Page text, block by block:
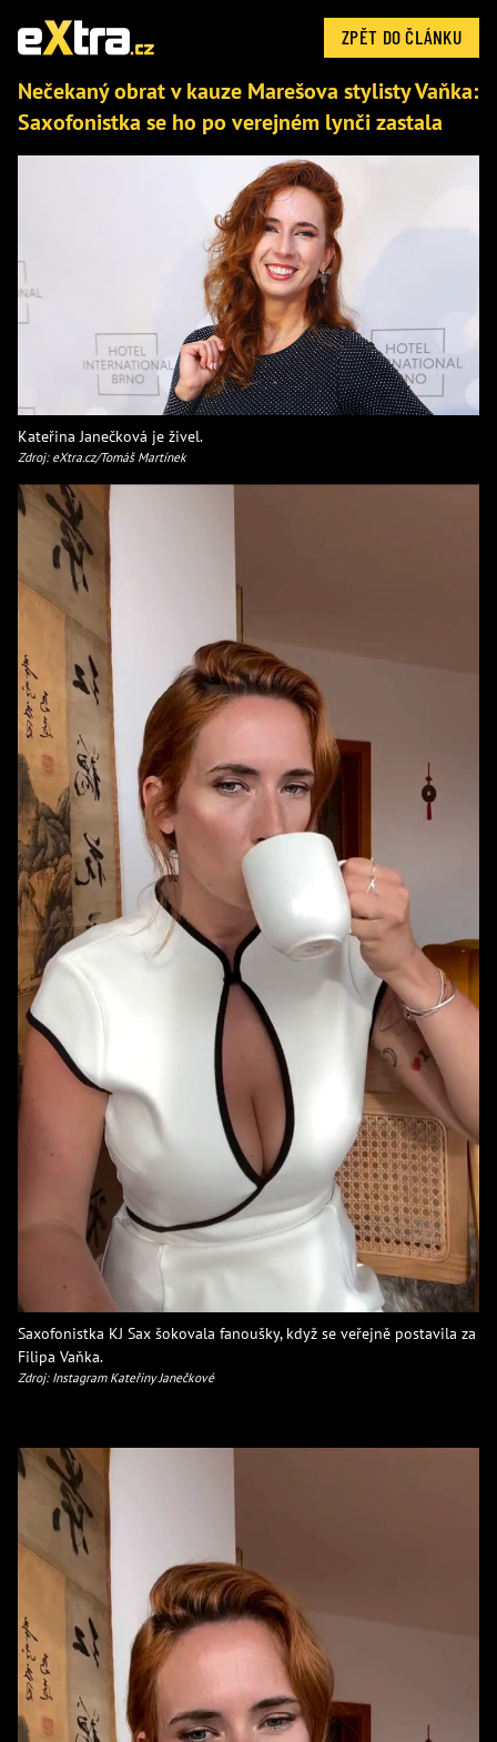
ZPĚT DO ČLÁNKU
Nečekaný obrat v kauze Marešova stylisty Vaňka:
Saxofonistka se ho po verejném lynči zastala
Kateřina Janečková je živel.
Zdroj: eXtra.cz/Tomáš Martínek
Saxofonistka KJ Sax šokovala fanoušky, když se veřejně postavila za
Filipa Vaňka.
Zdroj: Instagram Kateřiny Janečkové